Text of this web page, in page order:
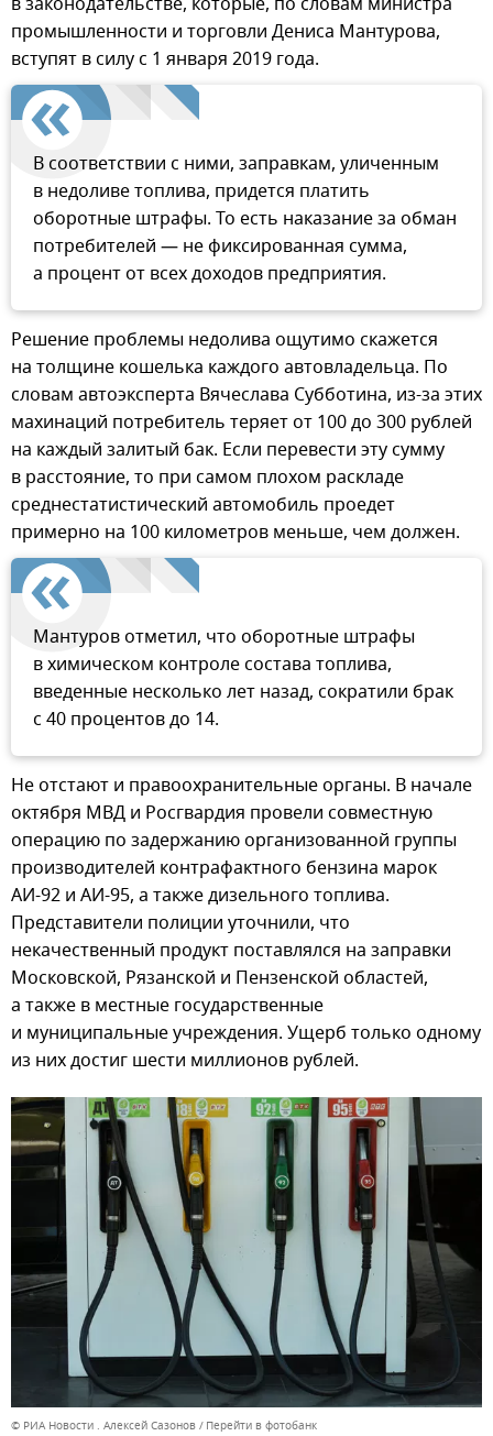
промышленности и торговли Дениса Мантурова,
вступят в силу с 1 января 2019 года.
В соответствии с ними, заправкам, уличенным
в недоливе топлива, придется платить
оборотные штрафы. То есть наказание за обман
потребителей — не фиксированная сумма,
а процент от всех доходов предприятия.
Решение проблемы недолива ощутимо скажется
на толщине кошелька каждого автовладельца. По
словам автоэксперта Вячеслава Субботина, из-за этих
махинаций потребитель теряет от 100 до 300 рублей
на каждый залитый бак. Если перевести эту сумму
в расстояние, то при самом плохом раскладе
среднестатистический автомобиль проедет
примерно на 100 километров меньше, чем должен.
Мантуров отметил, что оборотные штрафы
в химическом контроле состава топлива,
введенные несколько лет назад, сократили брак
с 40 процентов до 14.
Не отстают и правоохранительные органы. В начале
октября МВД и Росгвардия провели совместную
операцию по задержанию организованной группы
производителей контрафактного бензина марок
АИ-92 и АИ-95, а также дизельного топлива.
Представители полиции уточнили, что
некачественный продукт поставлялся на заправки
Московской, Рязанской и Пензенской областей,
а также в местные государственные
и муниципальные учреждения. Ущерб только одному
из них достиг шести миллионов рублей.
© РИА Новости . Алексей Сазонов Перейти в фотобанк